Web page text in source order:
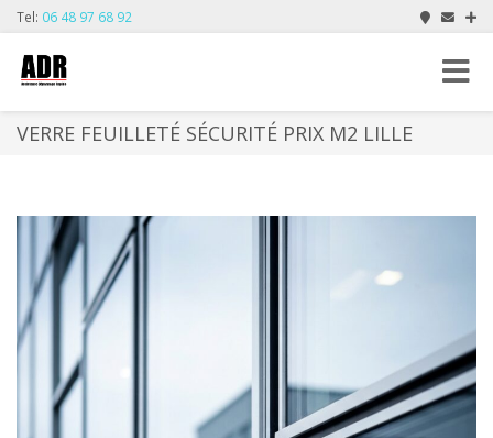
Tel: 06 48 97 68 92
Toggle
VERRE FEUILLETÉ SÉCURITÉ PRIX M2 LILLE